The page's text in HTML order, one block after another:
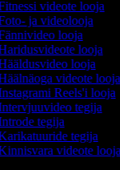
videote looja
ja videolooja
looja
looja
looja
videote looja
Reels'i looja
tegija
tegija
tegija
videote looja